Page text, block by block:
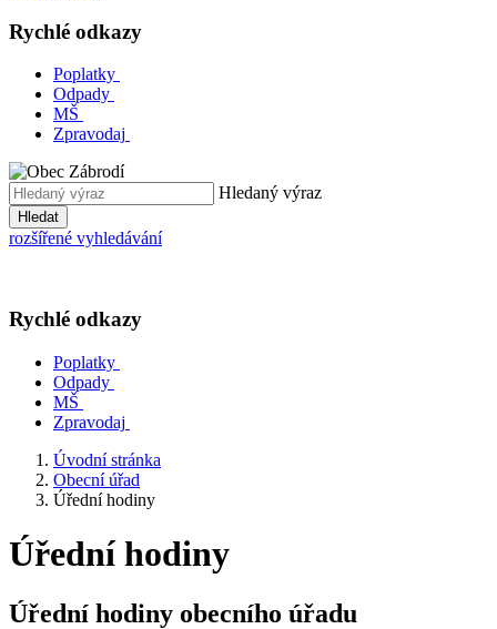
Rychlé odkazy
Poplatky
Odpady
MŠ
Zpravodaj
Hledaný výraz
Hledat
rozšířené vyhledávání
Rychlé odkazy
Poplatky
Odpady
MŠ
Zpravodaj
Úvodní stránka
Obecní úřad
Úřední hodiny
Úřední hodiny
Úřední hodiny obecního úřadu